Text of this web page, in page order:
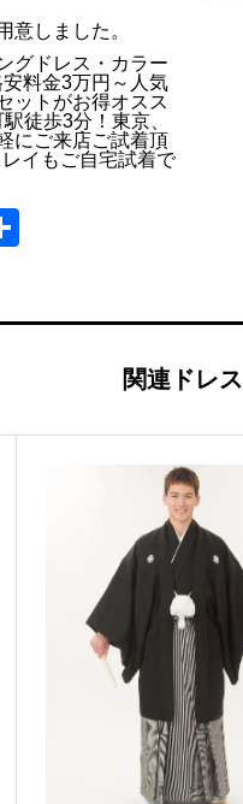
意しました。
グドレス・カラー
料金3万円～人気
ットがお得オスス
徒歩3分！東京、
にご来店ご試着頂
イもご自宅試着で
関連ドレス